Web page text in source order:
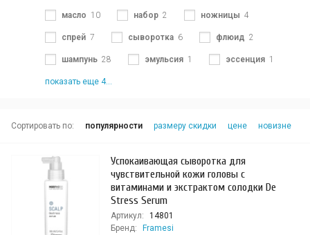
масло 10 набор 2 ножницы 4
спрей 7 сыворотка 6 флюид 2
шампунь 28 эмульсия 1 эссенция 1
показать еще 4...
Сортировать по: популярности размеру скидки цене новизне
Успокаивающая сыворотка для
чувствительной кожи головы с
витаминами и экстрактом солодки De
Stress Serum
Артикул:
14801
Бренд:
Framesi